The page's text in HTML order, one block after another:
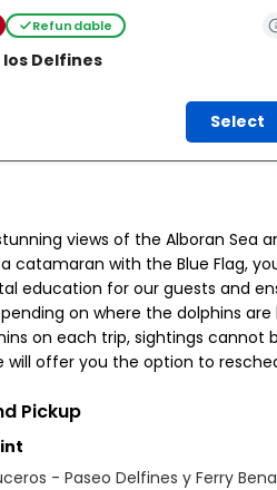
Refundable
los Delfines
Select
views of the Alboran Sea
catamaran with the Blue Flag,
education for our guests and
on where the dolphins
on each trip, sightings
will offer you the option to
Pickup
- Paseo Delfines y Ferry